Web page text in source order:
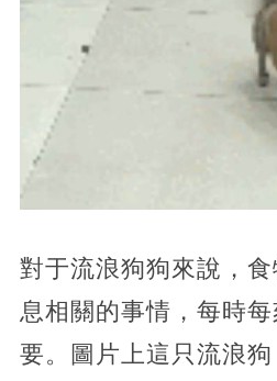
對于流浪狗狗來說，
息相關的事情，每時
要。圖片上這只流浪